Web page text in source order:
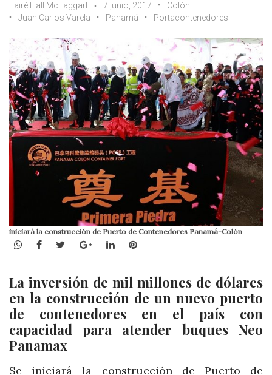
Tairé Hall McTaggart 7 junio, 2017
Colón
Juan Carlos Varela
Panamá Portacontenedores
iniciará la construcción de Puerto de Contenedores Panamá-Colón
WhatsApp
Facebook
TwitterGoogle+LinkedInPinterest
La inversión de mil millones de dólares
en la construcción de un nuevo puerto
de contenedores en el país con
capacidad para atender buques Neo
Panamax
Se iniciará la construcción de Puerto de